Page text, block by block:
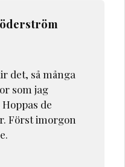
det, så många
som jag
de
Först imorgon